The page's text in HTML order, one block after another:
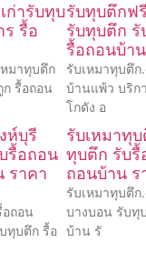
ก่ารับทุบ
รื้อ
มาทุบตึก
รื้อถอน
รับทุบตึกฟ
รับทุบตึก รั
รื้อถอนบ้า
รับเหมาทุบตึ
บ้านแพ้ว บริก
โกดัง อ
ห์บุรี
รื้อถอน
ราคา
ถอน
ทุบตึก รื้อ
รับเหมาทุ
ทุบตึก รับรื้
ถอนบ้าน ร
รับเหมาทุบตึก
บางบอน รับทุ
บ้าน รั